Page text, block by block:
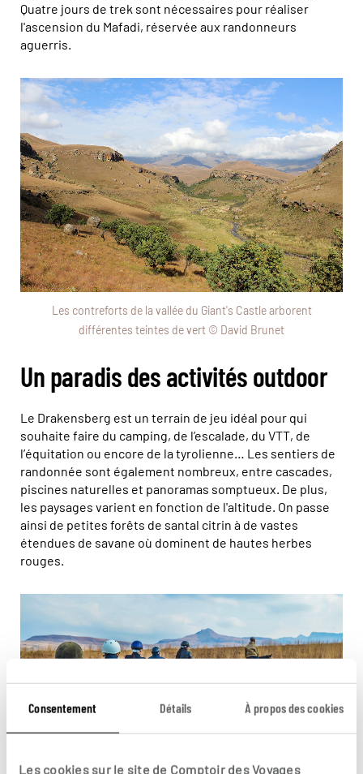
Consentement Détails À propos des cookies
Les cookies sur le site de Comptoir des Voyages
Quatre jours de trek sont nécessaires pour réaliser
l'ascension du Mafadi, réservée aux randonneurs
aguerris.
Les contreforts de la vallée du Giant's Castle arborent
différentes teintes de vert © David Brunet
Un paradis des activités outdoor
Le Drakensberg est un terrain de jeu idéal pour qui
souhaite faire du camping, de l’escalade, du VTT, de
l’équitation ou encore de la tyrolienne… Les sentiers de
randonnée sont également nombreux, entre cascades,
piscines naturelles et panoramas somptueux. De plus,
les paysages varient en fonction de l'altitude. On passe
ainsi de petites forêts de santal citrin à de vastes
étendues de savane où dominent de hautes herbes
rouges.